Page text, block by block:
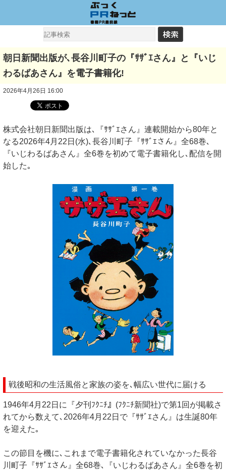
朝日新聞出版が､長谷川町子の『ｻｻﾞｴさん』と『いじ
わるばあさん』を電子書籍化!
2026年4月26日 16:00
株式会社朝日新聞出版は､『ｻｻﾞｴさん』連載開始から80年と
なる2026年4月22日(水)､長谷川町子『ｻｻﾞｴさん』全68巻､
『いじわるばあさん』全6巻を初めて電子書籍化し､配信を開
始した｡
戦後昭和の生活風俗と家族の姿を､幅広い世代に届ける
1946年4月22日に『夕刊ﾌｸﾆﾁ』(ﾌｸﾆﾁ新聞社)で第1回が掲載さ
れてから数えて､2026年4月22日で『ｻｻﾞｴさん』は生誕80年
を迎えた｡
この節目を機に､これまで電子書籍化されていなかった長谷
川町子『ｻｻﾞｴさん』全68巻､『いじわるばあさん』全6巻を初